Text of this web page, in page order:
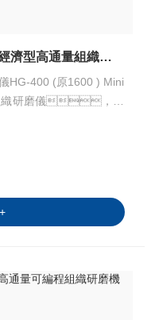
HG-400 (原1600 )coleparmer經濟型高通量組織研磨儀
HG-400 (原1600 ) Mini
織研磨儀，旨
板的每個孔中 的組
蕩來制備用于提取核
織?；蛘?，可以使